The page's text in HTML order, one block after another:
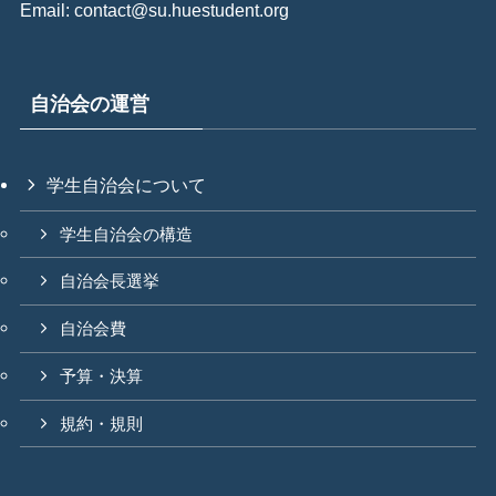
Email: contact@su.huestudent.org
自治会の運営
学生自治会について
学生自治会の構造
自治会長選挙
自治会費
予算・決算
規約・規則